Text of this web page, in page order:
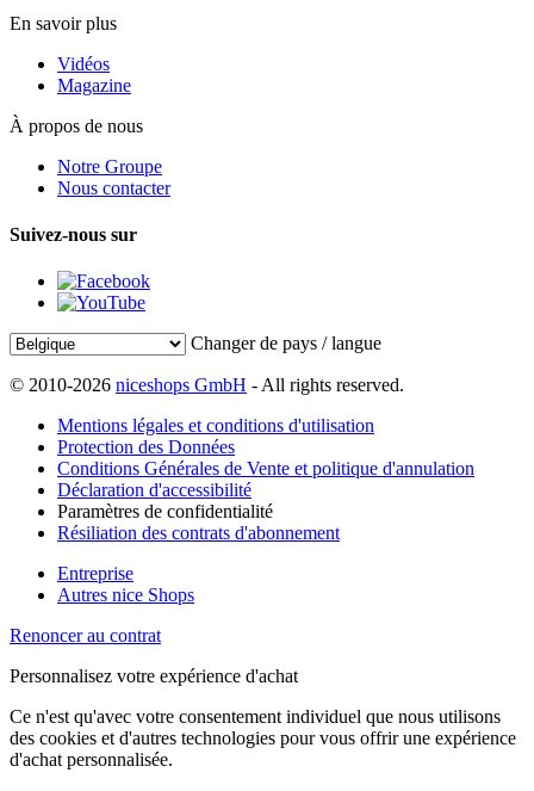
En savoir plus
Vidéos
Magazine
À propos de nous
Notre Groupe
Nous contacter
Suivez-nous sur
Changer de pays / langue
© 2010-2026 niceshops GmbH - All rights reserved.
Mentions légales et conditions d'utilisation
Protection des Données
Conditions Générales de Vente et politique d'annulation
Déclaration d'accessibilité
Paramètres de confidentialité
Résiliation des contrats d'abonnement
Entreprise
Autres nice Shops
Renoncer au contrat
Personnalisez votre expérience d'achat
Ce n'est qu'avec votre consentement individuel que nous utilisons
des cookies et d'autres technologies pour vous offrir une expérience
d'achat personnalisée.